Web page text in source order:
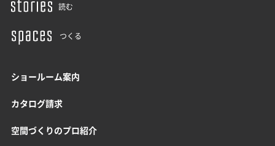
読む
つくる
ショールーム案内
カタログ請求
空間づくりのプロ紹介